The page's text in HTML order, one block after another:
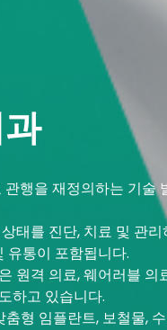
행을 재정의하는 기술
태를 진단, 치료 및 관
유통이 포함됩니다.
원격 의료, 웨어러블 의
하고 있습니다.
형 임플란트, 보철물,